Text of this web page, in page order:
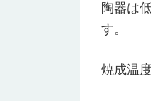
陶器は
す。
焼成温